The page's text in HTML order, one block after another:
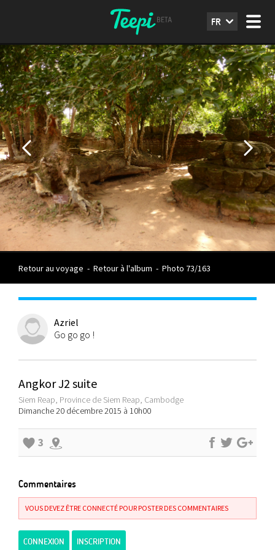
FR
Retour au voyage - Retour à l'album - Photo 73/163
Azriel
Go go go !
Angkor J2 suite
Siem Reap, Province de Siem Reap, Cambodge
Dimanche 20 décembre 2015 à 10h00
3
Commentaires
VOUS DEVEZ ÊTRE CONNECTÉ POUR POSTER DES COMMENTAIRES
CONNEXION INSCRIPTION